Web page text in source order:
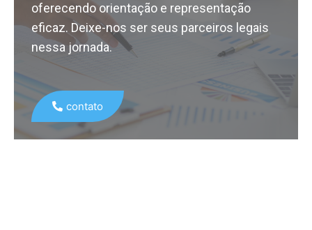
oferecendo orientação e representação
eficaz. Deixe-nos ser seus parceiros legais
nessa jornada.
contato